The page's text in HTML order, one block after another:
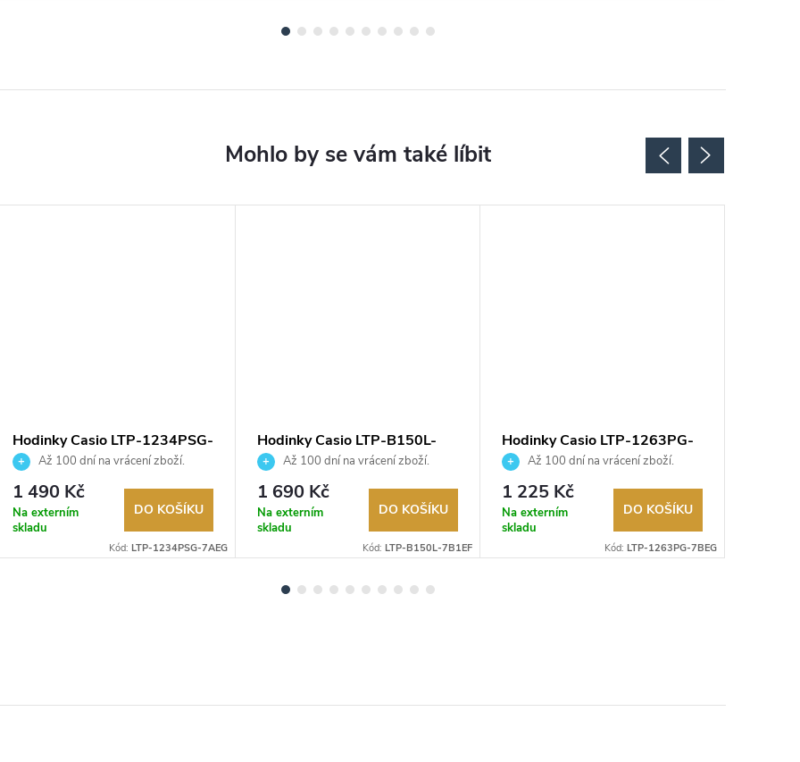
Hodinky Casio LTP-1234PSG-
7AEGAž 100 dní na vrácení zboží.
Autorizovaný prodejce.
1 490 Kč
Na externím
skladu
DO KOŠÍKU
Kód: LTP-1234PSG-7AEG
Hodinky Casio LTP-B150L-
7B1EFAž 100 dní na vrácení zboží.
Autorizovaný prodejce.
1 690 Kč
Na externím
skladu
DO KOŠÍKU
Kód: LTP-B150L-7B1EF
Hodinky Casio LTP-1263PG-
7BEGAž 100 dní na vrácení zboží.
Autorizovaný prodejce.
1 225 Kč
Na externím
skladu
DO KOŠÍKU
Kód: LTP-1263PG-7BEG